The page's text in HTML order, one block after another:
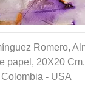
Romero,
papel, 20X20
Colombia - USA